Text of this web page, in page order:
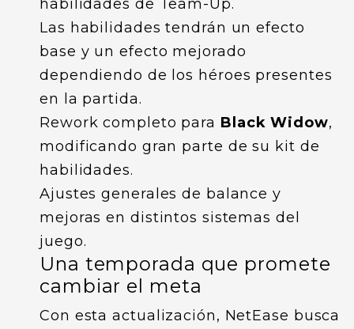
habilidades de Team-Up.
Las habilidades tendrán un efecto
base y un efecto mejorado
dependiendo de los héroes presentes
en la partida.
Rework completo para Black Widow,
modificando gran parte de su kit de
habilidades.
Ajustes generales de balance y
mejoras en distintos sistemas del
juego.
Una temporada que promete
cambiar el meta
Con esta actualización, NetEase busca